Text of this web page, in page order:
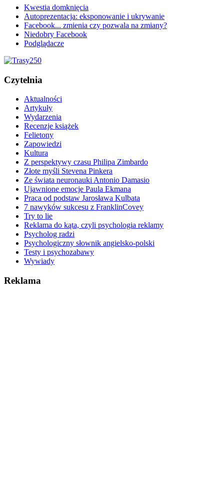
Kwestia domknięcia
Autoprezentacja: eksponowanie i ukrywanie
Facebook... zmienia czy pozwala na zmiany?
Niedobry Facebook
Podglądacze
Czytelnia
Aktualności
Artykuły
Wydarzenia
Recenzje książek
Felietony
Zapowiedzi
Kultura
Z perspektywy czasu Philipa Zimbardo
Złote myśli Stevena Pinkera
Ze świata neuronauki Antonio Damasio
Ujawnione emocje Paula Ekmana
Praca od podstaw Jarosława Kulbata
7 nawyków sukcesu z FranklinCovey
Try to lie
Reklama do kąta, czyli psychologia reklamy
Psycholog radzi
Psychologiczny słownik angielsko-polski
Testy i psychozabawy
Wywiady
Reklama